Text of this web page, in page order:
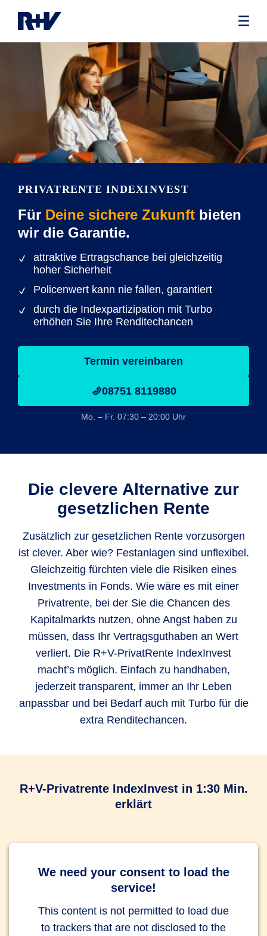
PRIVATRENTE INDEXINVEST
Für Deine sichere Zukunft bieten
wir die Garantie.
attraktive Ertragschance bei gleichzeitig
hoher Sicherheit
Policenwert kann nie fallen, garantiert
durch die Indexpartizipation mit Turbo
erhöhen Sie Ihre Renditechancen
Termin vereinbaren
08751 8119880
Mo. – Fr. 07:30 – 20:00 Uhr
Die clevere Alternative zur
gesetzlichen Rente
Zusätzlich zur gesetzlichen Rente vorzusorgen
ist clever. Aber wie? Festanlagen sind unflexibel.
Gleichzeitig fürchten viele die Risiken eines
Investments in Fonds. Wie wäre es mit einer
Privatrente, bei der Sie die Chancen des
Kapitalmarkts nutzen, ohne Angst haben zu
müssen, dass Ihr Vertragsguthaben an Wert
verliert. Die R+V-PrivatRente IndexInvest
macht’s möglich. Einfach zu handhaben,
jederzeit transparent, immer an Ihr Leben
anpassbar und bei Bedarf auch mit Turbo für die
extra Renditechancen.
R+V-Privatrente IndexInvest in 1:30 Min.
erklärt
We need your consent to load the
service!
This content is not permitted to load due
to trackers that are not disclosed to the